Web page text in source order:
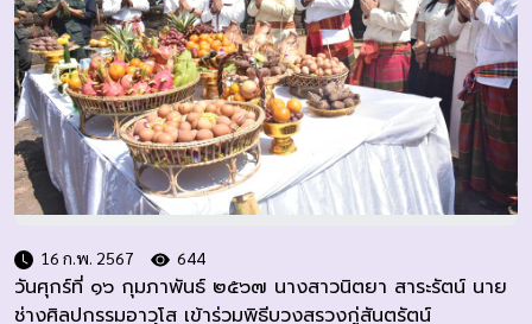
16 ก.พ. 2567 644
วันศุกร์ที่ ๑๖ กุมภาพันธ์ ๒๕๖๗ นางสาวนิตยา สาระรัตน์ นาย
ช่างศิลปกรรมอาวุโส เข้าร่วมพิธีบวงสรวงกู่สันตรัตน์